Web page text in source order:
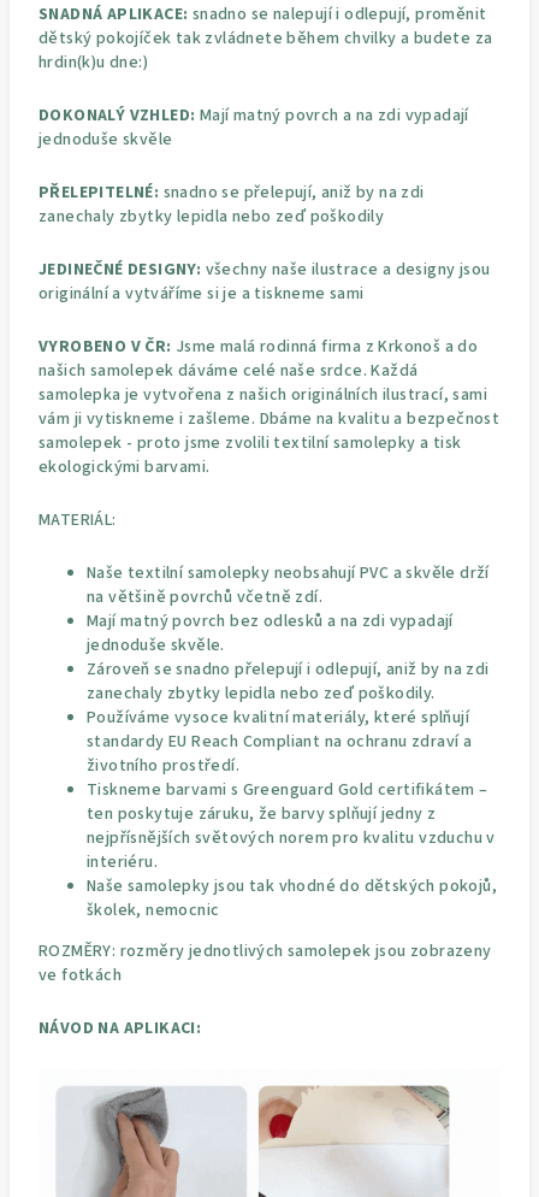
SNADNÁ APLIKACE: snadno se nalepují i odlepují, proměnit
dětský pokojíček tak zvládnete během chvilky a budete za
hrdin(k)u dne:)
DOKONALÝ VZHLED: Mají matný povrch a na zdi vypadají
jednoduše skvěle
PŘELEPITELNÉ: snadno se přelepují, aniž by na zdi
zanechaly zbytky lepidla nebo zeď poškodily
JEDINEČNÉ DESIGNY: všechny naše ilustrace a designy jsou
originální a vytváříme si je a tiskneme sami
VYROBENO V ČR: Jsme malá rodinná firma z Krkonoš a do
našich samolepek dáváme celé naše srdce. Každá
samolepka je vytvořena z našich originálních ilustrací, sami
vám ji vytiskneme i zašleme. Dbáme na kvalitu a bezpečnost
samolepek - proto jsme zvolili textilní samolepky a tisk
ekologickými barvami.
MATERIÁL:
Naše textilní samolepky neobsahují PVC a skvěle drží
na většině povrchů včetně zdí.
Mají matný povrch bez odlesků a na zdi vypadají
jednoduše skvěle.
Zároveň se snadno přelepují i odlepují, aniž by na zdi
zanechaly zbytky lepidla nebo zeď poškodily.
Používáme vysoce kvalitní materiály, které splňují
standardy EU Reach Compliant na ochranu zdraví a
životního prostředí.
Tiskneme barvami s Greenguard Gold certifikátem –
ten poskytuje záruku, že barvy splňují jedny z
nejpřísnějších světových norem pro kvalitu vzduchu v
interiéru.
Naše samolepky jsou tak vhodné do dětských pokojů,
školek, nemocnic
ROZMĚRY: rozměry jednotlivých samolepek jsou zobrazeny
ve fotkách
NÁVOD NA APLIKACI: